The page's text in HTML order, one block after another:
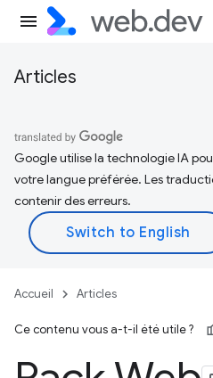
Articles
Google utilise la technologie IA
votre langue préférée. Les
contenir des erreurs.
Accueil Articles
Ce contenu vous a-t-il été utile ?